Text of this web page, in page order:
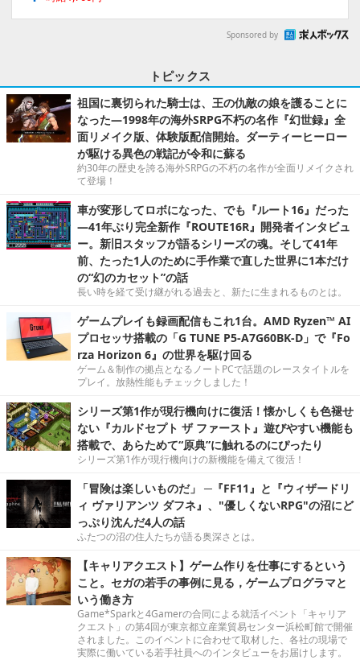
Sponsored by
トピックス
祖国に裏切られた騎士は、王の仇敵の娘を護ることに
なった―1998年の海外SRPG不朽の名作『幻世録』全
面リメイク版、体験版配信開始。ダーティーヒーロー
が駆ける異色の戦記が令和に蘇る
約30年の歴史を誇る海外SRPGの不朽の名作が全面リメイクされ
て登場！
車が変形してロボになった、でも『ルート16』だった
―41年ぶり完全新作『ROUTE16R』開発者インタビュ
ー。新旧スタッフが語るシリーズの魂。そして41年
前、たった1人のために手作業で直した世界に1本だけ
の“幻のカセット”の話
長い時を経て受け継がれる過去と、新たに生まれるものとは。
ゲームプレイも録画配信もこれ1台。AMD Ryzen™ AI
プロセッサ搭載の「G TUNE P5-A7G60BK-D」で『Fo
rza Horizon 6』の世界を駆け回る
ゲーム＆制作の拠点となるノートPCで話題のレースタイトルを
プレイ。放熱性能もチェックしました！
シリーズ第1作が現行機向けに復活！懐かしくも色褪せ
ない『カルドセプト ザ ファースト』遊びやすい機能も
搭載で、あらためて“原典”に触れるのにぴったり
シリーズ第1作が現行機向けの新機能を備えて復活！
「冒険は楽しいものだ」 ─『FF11』と『ウィザードリ
ィ ヴァリアンツ ダフネ』、"優しくないRPG"の沼にど
っぷり沈んだ4人の話
ふたつの沼の住人たちが語る奥深さとは。
【キャリアクエスト】ゲーム作りを仕事にするという
こと。セガの若手の事例に見る，ゲームプログラマと
いう働き方
Game*Sparkと4Gamerの合同による就活イベント「キャリア
クエスト」の第4回が東京都立産業貿易センター浜松町館で開催
されました。このイベントに合わせて取材した、各社の現場で
実際に働いている若手社員へのインタビューをお届けします。